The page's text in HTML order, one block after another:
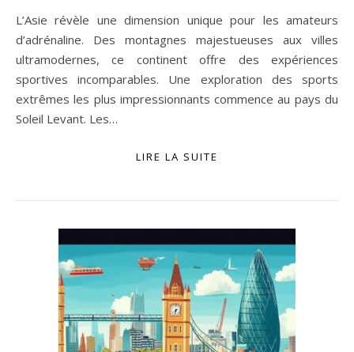
L’Asie révèle une dimension unique pour les amateurs
d’adrénaline. Des montagnes majestueuses aux villes
ultramodernes, ce continent offre des expériences
sportives incomparables. Une exploration des sports
extrêmes les plus impressionnants commence au pays du
Soleil Levant. Les…
LIRE LA SUITE